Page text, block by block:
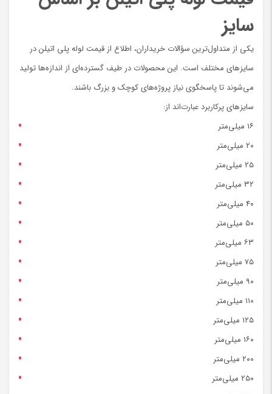
سایز
یکی از متداول‌ترین سؤالات خریداران، اطلاع از قیمت لوله پلی اتیلن در
سایزهای مختلف است. این محصولات در طیف گسترده‌ای از اندازه‌ها تولید
می‌شوند تا پاسخگوی نیاز پروژه‌های کوچک و بزرگ باشند.
سایزهای پرکاربرد عبارت‌اند از:
۱۶ میلی‌متر
۲۰ میلی‌متر
۲۵ میلی‌متر
۳۲ میلی‌متر
۴۰ میلی‌متر
۵۰ میلی‌متر
۶۳ میلی‌متر
۷۵ میلی‌متر
۹۰ میلی‌متر
۱۱۰ میلی‌متر
۱۲۵ میلی‌متر
۱۶۰ میلی‌متر
۲۰۰ میلی‌متر
۲۵۰ میلی‌متر